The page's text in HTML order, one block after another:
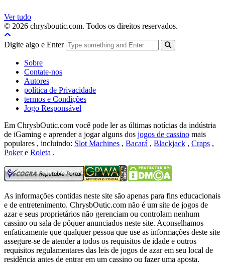
Ver tudo
© 2026 chrysboutic.com. Todos os direitos reservados.
Digite algo e Enter
Sobre
Contate-nos
Autores
política de Privacidade
termos e Condições
Jogo Responsável
Em ChrysbOutic.com você pode ler as últimas notícias da indústria
de iGaming e aprender a jogar alguns dos jogos de cassino mais
populares , incluindo: Slot Machines , Bacará , Blackjack , Craps ,
Pokere Roleta .
As informações contidas neste site são apenas para fins educacionais
e de entretenimento. ChrysbOutic.com não é um site de jogos de
azar e seus proprietários não gerenciam ou controlam nenhum
cassino ou sala de pôquer anunciados neste site. Aconselhamos
enfaticamente que qualquer pessoa que use as informações deste site
assegure-se de atender a todos os requisitos de idade e outros
requisitos regulamentares das leis de jogos de azar em seu local de
residência antes de entrar em um cassino ou fazer uma aposta.